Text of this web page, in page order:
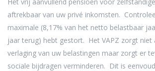
aftrekbaar van uw privé inkomsten.
maximale (8,17% van het netto belastbaar
jaar terug) hebt gestort. Het VAPZ zorgt niet
verlaging van uw belastingen maar zorgt er
sociale bijdragen verminderen. Dit is